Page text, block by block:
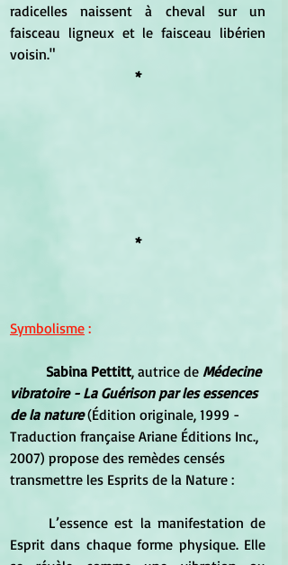
radicelles naissent à cheval sur un
faisceau ligneux et le faisceau libérien
voisin."
*
*
Symbolisme :
Sabina Pettitt, autrice de Médecine
vibratoire - La Guérison par les essences
de la nature (Édition originale, 1999 -
Traduction française Ariane Éditions Inc.,
2007) propose des remèdes censés
transmettre les Esprits de la Nature :
Esprit dans chaque forme physique. Elle